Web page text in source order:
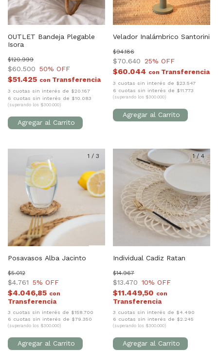
OUTLET Bandeja Plegable
Isora
$60.500
$120.999
50% OFF
$51.425 con
3 cuotas sin interés de $20.167
6 cuotas sin interés de $10.083
(superando los $300.000)
Velador Inalámbrico Santorini
$70.640
$94.186
25% OFF
$60.044 con
3 cuotas sin interés de $23.547
6 cuotas sin interés de $11.773
(superando los $300.000)
1 / 3
Posavasos Alba Jacinto
$4.761
$5.012
5% OFF
$4.046,85 con
3 cuotas sin interés de $158.700
6 cuotas sin interés de $79.350
(superando los $300.000)
1/ 4
Individual Cadiz Ratan
$13.470
$14.967
10% OFF
$11.449,50 con
3 cuotas sin interés de $4.490
6 cuotas sin interés de $2.245
(superando los $300.000)